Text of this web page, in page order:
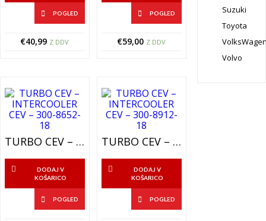
POGLED
€40,99 Z DDV
POGLED
€59,00 Z DDV
TURBO CEV – INTERCOOLER CEV – 300-8652-18
DODAJ V
KOŠARICO
POGLED
TURBO CEV – INTERCOOLER CEV – 300-8912-18
DODAJ V
KOŠARICO
POGLED
Suzuki
Toyota
Volvo